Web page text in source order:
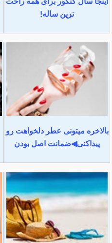
ترین ساله!
بالاخره میتونی عطر دلخواهت رو
پیداکنی◀ضمانت اصل بودن